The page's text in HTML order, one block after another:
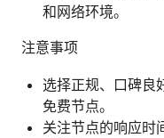
和网络环境。
注意事项
选择正规、口碑良
免费节点。
关注节点的响应时